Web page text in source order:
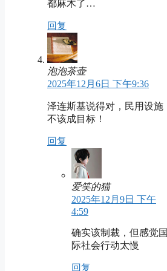
都麻木了…
回复
泡泡茶壶
2025年12月6日 下午9:36
泽连斯基说得对，民用设施
不该成目标！
回复
爱笑的猫
2025年12月9日 下午
4:59
确实该制裁，但感觉国
际社会行动太慢
回复